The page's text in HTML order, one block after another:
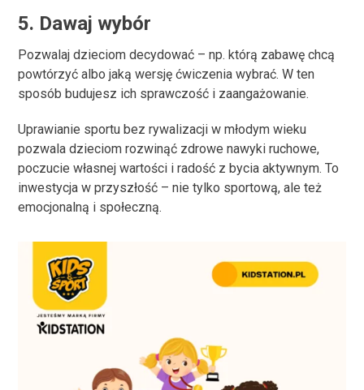
5. Dawaj wybór
Pozwalaj dzieciom decydować – np. którą zabawę chcą
powtórzyć albo jaką wersję ćwiczenia wybrać. W ten
sposób budujesz ich sprawczość i zaangażowanie.
Uprawianie sportu bez rywalizacji w młodym wieku
pozwala dzieciom rozwinąć zdrowe nawyki ruchowe,
poczucie własnej wartości i radość z bycia aktywnym. To
inwestycja w przyszłość – nie tylko sportową, ale też
emocjonalną i społeczną.